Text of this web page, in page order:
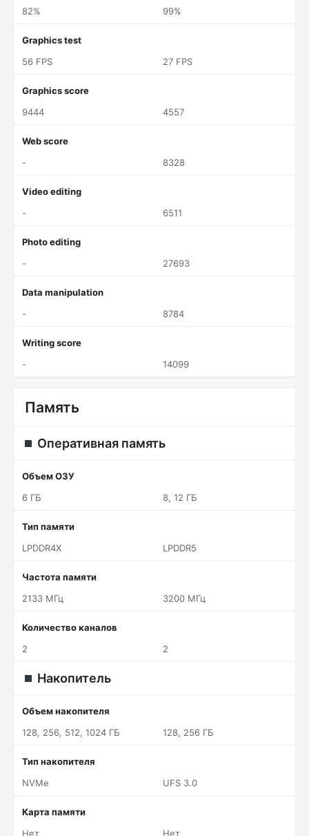
82%
99%
Graphics test
56 FPS
27 FPS
Graphics score
9444
4557
Web score
-
8328
Video editing
-
6511
Photo editing
-
27693
Data manipulation
-
8784
Writing score
-
14099
Память
Оперативная память
Объем ОЗУ
6 ГБ
8, 12 ГБ
Тип памяти
LPDDR4X
LPDDR5
Частота памяти
2133 МГц
3200 МГц
Количество каналов
2
2
Накопитель
Объем накопителя
128, 256, 512, 1024 ГБ
128, 256 ГБ
Тип накопителя
NVMe
UFS 3.0
Карта памяти
Нет
Нет